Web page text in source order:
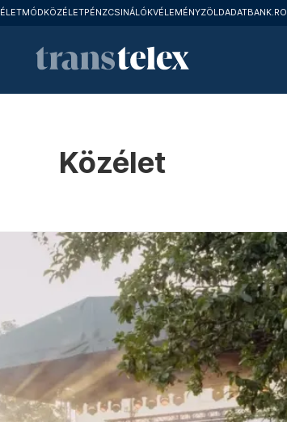
ÉLETMÓDKÖZÉLETPÉNZCSINÁLÓKVÉLEMÉNYZÖLDADATBANK.RO
Közélet